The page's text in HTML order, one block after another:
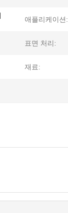
애플리케이션:
표면 처리:
재료: